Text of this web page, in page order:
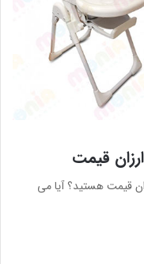
قیمت
قیمت هستید؟ آیا می